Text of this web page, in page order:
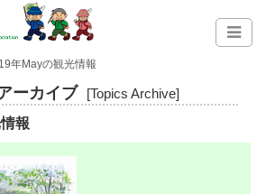
年Mayの観光情報
ーカイブ [Topics Archive]
報